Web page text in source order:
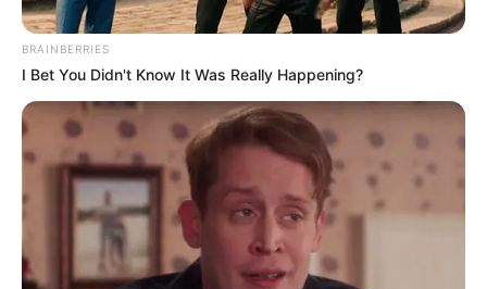
FACTURAS DE SERVICIOS PÚBLICOS
SERVICIO DE LA LUZ
MANTÉNGASE EN ALERTA
Tenemos todas las noticias que le
interesan. Para estar bien informado, por
favor, active las notificaciones de Alerta.
BRAINBERRIES
I Bet You Didn't Know It Was Really Happening?